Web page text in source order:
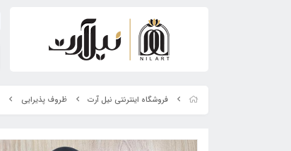
فروشگاه اینترنتی نیل آرت ظروف پذیرایی